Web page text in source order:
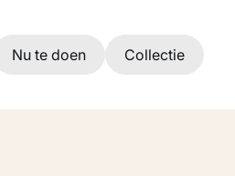
Nu te doen Collectie